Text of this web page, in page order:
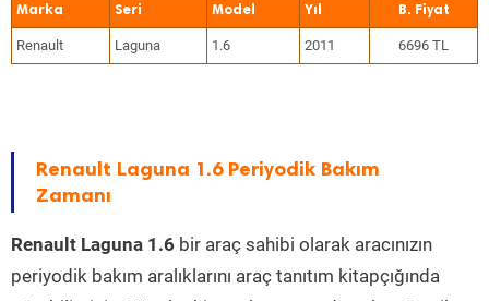
Marka Seri Model Yıl
Renault Laguna 1.6 2011 6696 TL
Renault Laguna 1.6 Periyodik Bakım
Zamanı
Renault Laguna 1.6 bir araç sahibi olarak aracınızın
periyodik bakım aralıklarını araç tanıtım kitapçığında